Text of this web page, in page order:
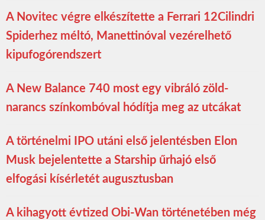
A Novitec végre elkészítette a Ferrari 12Cilindri
Spiderhez méltó, Manettinóval vezérelhető
kipufogórendszert
A New Balance 740 most egy vibráló zöld-
narancs színkombóval hódítja meg az utcákat
A történelmi IPO utáni első jelentésben Elon
Musk bejelentette a Starship űrhajó első
elfogási kísérletét augusztusban
A kihagyott évtized Obi-Wan történetében még